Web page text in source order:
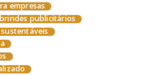
empresas
publicitários